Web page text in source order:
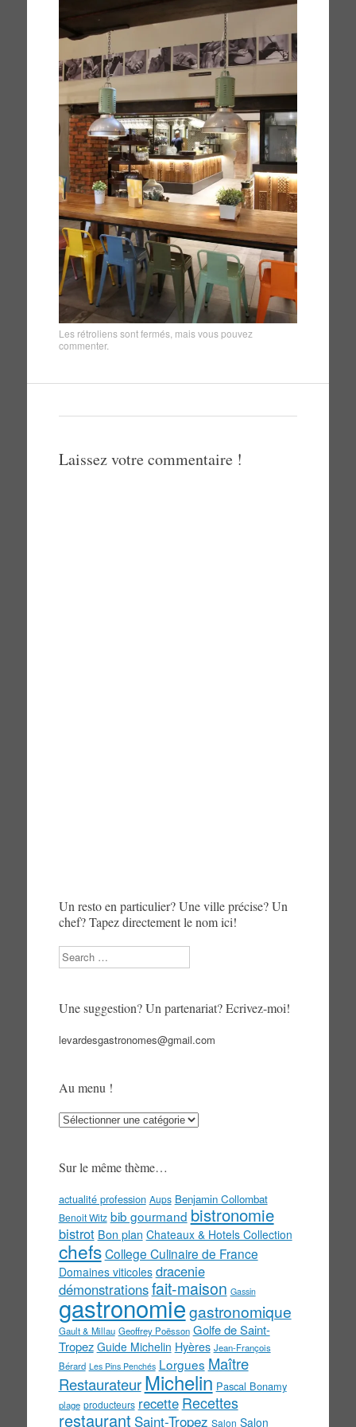
Les rétroliens sont fermés, mais vous pouvez
commenter.
Laissez votre commentaire !
Un resto en particulier? Une ville précise? Un
chef? Tapez directement le nom ici!
Search
Une suggestion? Un partenariat? Ecrivez-moi!
levardesgastronomes@gmail.com
Au menu !
Au
Sur le même thème…
actualité profession Aups Benjamin Collombat
Benoit Witz bib gourmand bistronomie
bistrot Bon plan Chateaux & Hotels Collection
chefs College Culinaire de France
Domaines viticoles dracenie
démonstrationsfait-maison Gassin
gastronomiegastronomique
Gault & Millau Geoffrey Poësson Golfe de Saint-
Tropez Guide Michelin Hyères Jean-François
Bérard Les Pins Penchés Lorgues Maître
Restaurateur Michelin Pascal Bonamy
plage producteurs recette Recettes
restaurant Saint-Tropez Salon Salon